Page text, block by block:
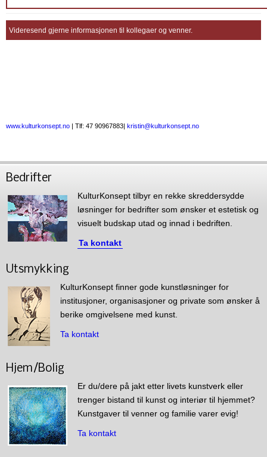
Videresend gjerne informasjonen til kollegaer og venner.
www.kulturkonsept.no | Tlf: 47 90967883| kristin@kulturkonsept.no
Bedrifter
KulturKonsept tilbyr en rekke skreddersydde
løsninger for bedrifter som ønsker et estetisk og
visuelt budskap utad og innad i bedriften.
Ta kontakt
Utsmykking
KulturKonsept finner gode kunstløsninger for
institusjoner, organisasjoner og private som ønsker å
berike omgivelsene med kunst.
Ta kontakt
Hjem/Bolig
Er du/dere på jakt etter livets kunstverk eller
trenger bistand til kunst og interiør til hjemmet?
Kunstgaver til venner og familie varer evig!
Ta kontakt